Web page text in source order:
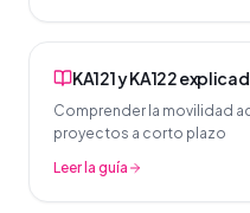
KA121 y KA122
Comprender la movilidad
proyectos a corto plazo
Leer la guía